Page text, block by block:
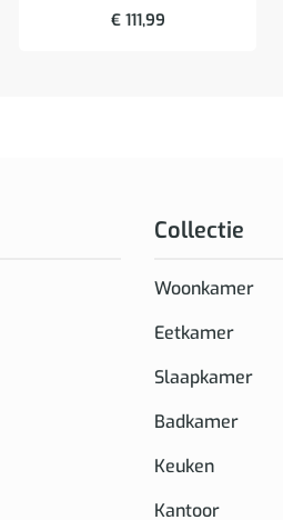
€111,99
Collectie
Woonkamer
Eetkamer
Slaapkamer
Badkamer
Keuken
Kantoor